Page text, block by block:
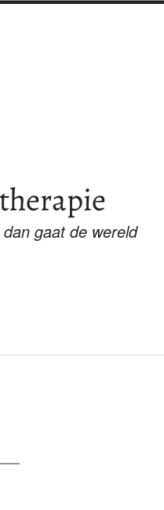
gaat de wereld